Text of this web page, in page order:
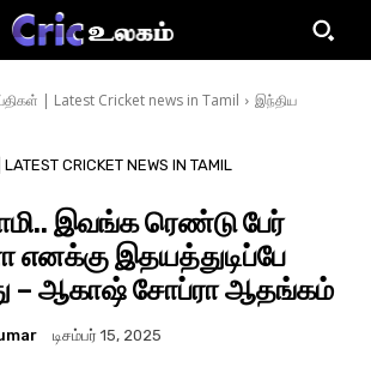
| Latest Cricket news in Tamil
இந்திய
CRICKET NEWS IN TAMIL
இவங்க ரெண்டு பேர்
எனக்கு இதயத்துடிப்பே
– ஆகாஷ் சோப்ரா ஆதங்கம்
டிசம்பர் 15, 2025